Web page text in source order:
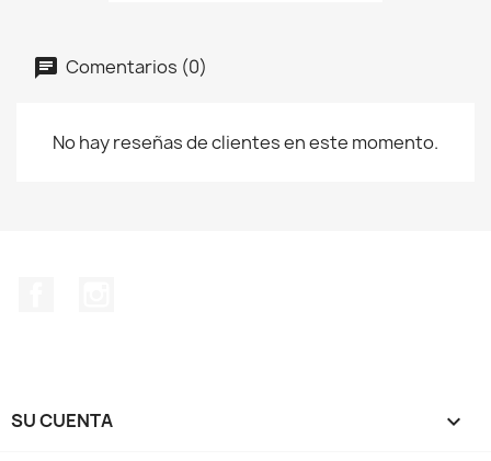
Comentarios (0)
No hay reseñas de clientes en este momento.
SU CUENTA 